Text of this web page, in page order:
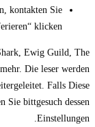
kontakten Sie
klicken.
Ewig Guild, The
Die leser werden
Falls Diese
Sie bittgesuch dessen
Einstellungen.